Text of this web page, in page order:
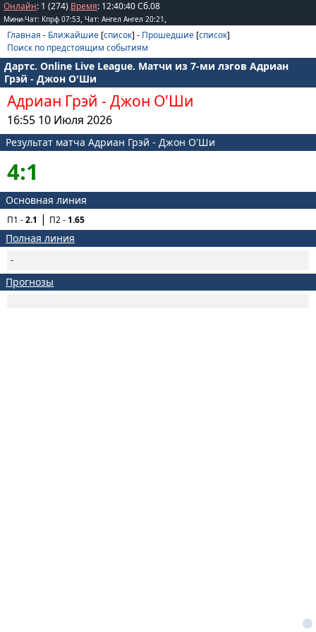
Онлайн: 1 (274) Время: 12:40:40Сб.08
Мини-Чат: Кпрф 07:53, Чат: Ангел Ангел 20:21 ,
Главная - Ближайшие [список] - Прошедшие [список]
Поиск по предстоящим событиям
Дартс. Online Live League. Матчи из 7-ми лэгов Адриан
Грэй - Джон О'Ши
Адриан Грэй - Джон О'Ши
16:55 10 Июля 2026
Результат матча Адриан Грэй - Джон О'Ши
4:1
Основная линия
П1 -2.1 П2 -1.65
Полная линия
-
Прогнозы